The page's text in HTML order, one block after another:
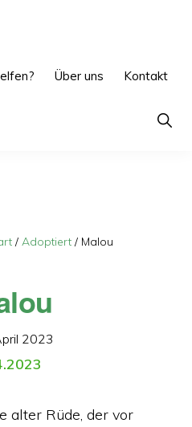
Über uns Kontakt
Show
/ Adoptiert / Malou
2023
alter Rüde, der vor